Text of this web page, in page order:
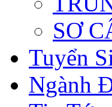
SƠ
Tuyển
Ngành